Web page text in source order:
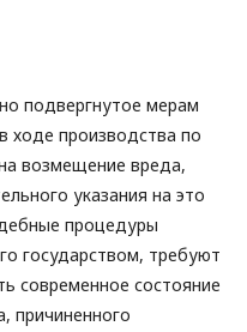
подвергнутое мерам
ходе производства по
возмещение вреда,
указания на это
процедуры
государством, требуют
современное состояние
причиненного